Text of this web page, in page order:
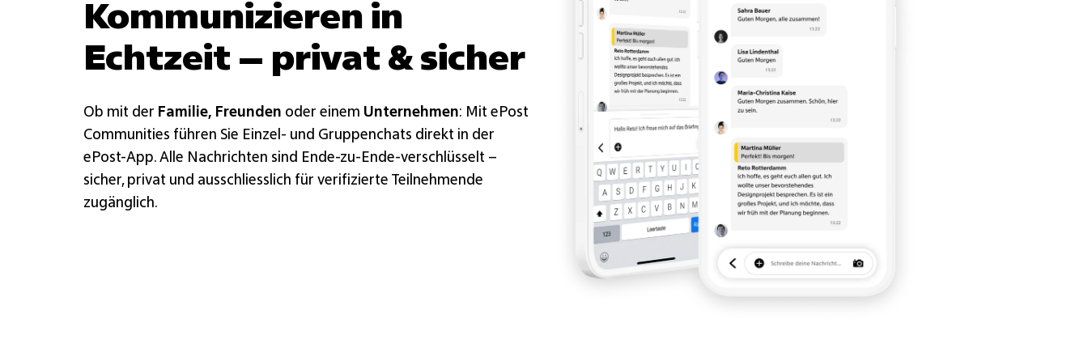
Kommunizieren in
Echtzeit – privat & sicher
Ob mit der Familie, Freunden oder einem Unternehmen: Mit ePost
Communities führen Sie Einzel- und Gruppenchats direkt in der
ePost-App. Alle Nachrichten sind Ende-zu-Ende-verschlüsselt –
sicher, privat und ausschliesslich für verifizierte Teilnehmende
zugänglich.